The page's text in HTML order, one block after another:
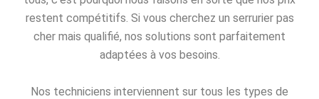
restent compétitifs. Si vous cherchez un serrurier pas
cher mais qualifié, nos solutions sont parfaitement
adaptées à vos besoins.
Nos techniciens interviennent sur tous les types de